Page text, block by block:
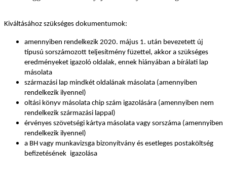
Kiváltásához szükséges dokumentumok:
amennyiben rendelkezik 2020. május 1. után bevezetett új
típusú sorszámozott teljesítmény füzettel, akkor a szükséges
eredményeket igazoló oldalak, ennek hiányában a bírálati lap
másolata
származási lap mindkét oldalának másolata (amennyiben
rendelkezik ilyennel)
oltási könyv másolata chip szám igazolására (amennyiben nem
rendelkezik származási lappal)
érvényes szövetségi kártya másolata vagy sorszáma (amennyiben
rendelkezik ilyennel)
a BH vagy munkavizsga bizonyítvány és esetleges postaköltség
befizetésének igazolása